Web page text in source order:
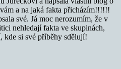
a na jaká fakta přicházím!!!!!!
své. Já moc nerozumím, že v
nehledají fakta ve skupinách,
kde si své příběhy sdělují!